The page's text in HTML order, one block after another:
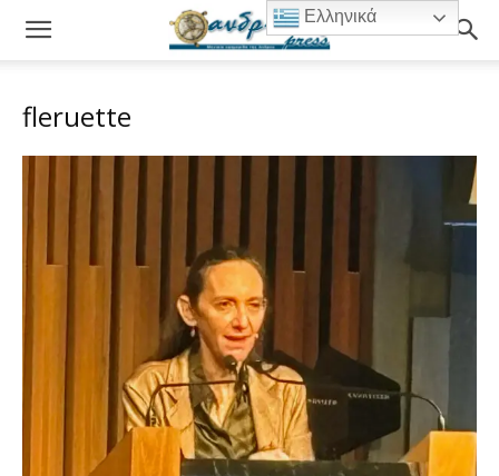
fleruette
Ελληνικά